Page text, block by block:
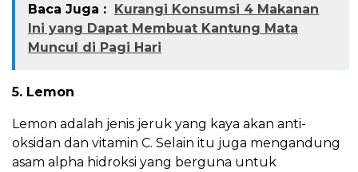
Baca Juga : Kurangi Konsumsi 4 Makanan
Ini yang Dapat Membuat Kantung Mata
Muncul di Pagi Hari
5. Lemon
Lemon adalah jenis jeruk yang kaya akan anti-
oksidan dan vitamin C. Selain itu juga mengandung
asam alpha hidroksi yang berguna untuk